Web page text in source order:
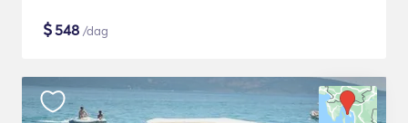
$548 /dag